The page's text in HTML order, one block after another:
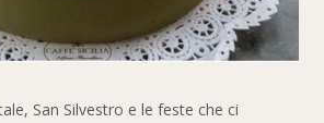
San Silvestro e le feste che ci